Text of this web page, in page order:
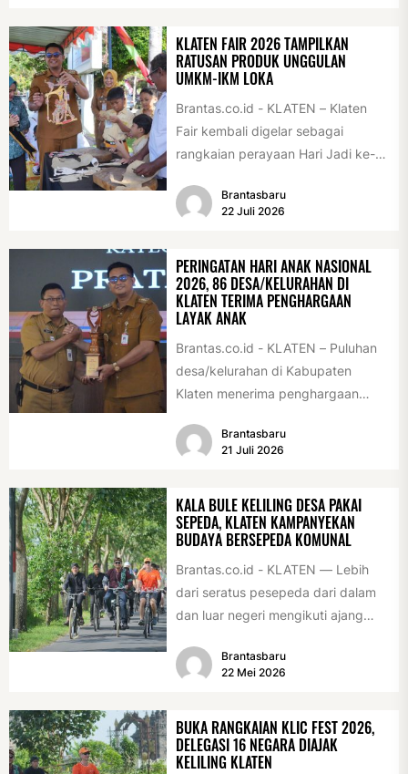
KLATEN FAIR 2026 TAMPILKAN
RATUSAN PRODUK UNGGULAN
UMKM-IKM LOKA
Brantas.co.id - KLATEN – Klaten
Fair kembali digelar sebagai
rangkaian perayaan Hari Jadi ke-
Acara ini digelar...
Brantasbaru
22 Juli 2026
PERINGATAN HARI ANAK NASIONAL
2026, 86 DESA/KELURAHAN DI
KLATEN TERIMA PENGHARGAAN
LAYAK ANAK
Brantas.co.id - KLATEN – Puluhan
desa/kelurahan di Kabupaten
Klaten menerima penghargaan
2026. Penghargaan tersebut
Brantasbaru
21 Juli 2026
KALA BULE KELILING DESA PAKAI
SEPEDA, KLATEN KAMPANYEKAN
BUDAYA BERSEPEDA KOMUNAL
Brantas.co.id - KLATEN — Lebih
dari seratus pesepeda dari dalam
dan luar negeri mengikuti ajang
Association Rally...
Brantasbaru
22 Mei 2026
BUKA RANGKAIAN KLIC FEST 2026,
DELEGASI 16 NEGARA DIAJAK
KELILING KLATEN